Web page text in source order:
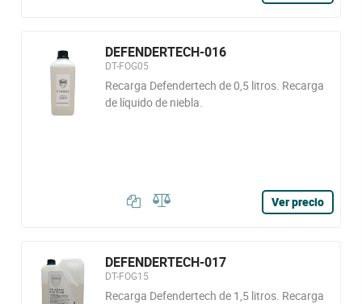
DEFENDERTECH-016
DT-FOG05
Recarga Defendertech de 0,5 litros. Recarga
de líquido de niebla.
Ver precio
DEFENDERTECH-017
DT-FOG15
Recarga Defendertech de 1,5 litros. Recarga